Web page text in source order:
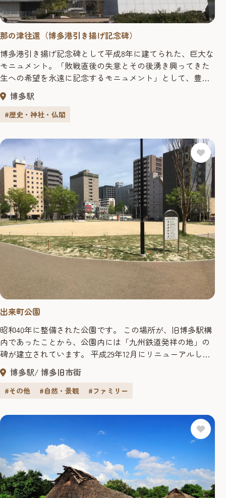
那の津往還（博多港引き揚げ記念碑）
博多港引き揚げ記念碑として平成8年に建てられた、巨大な
モニュメント。「敗戦直後の失意とその後湧き興ってきた
生への希望を永遠に記念するモニュメント」として、豊福
知徳により製作された。博多港は戦後直後、国内最大級の
引揚援護港として、中国東北部や朝鮮半島より約139万人も
の人々がこの地に、また、在日の朝鮮人・中国人など約50
な体験を二度と繰り返さ...
博多駅
#歴史・神社・仏閣
出来町公園
昭和40年に整備された公園です。 この場所が、旧博多駅構
内であったことから、公園内には「九州鉄道発祥の地」の
碑が建立されています。 平成29年12月にリニューアルし，
博多部の新たなゲートとなりました。 公園には、観光バス
6台分の乗降場が整備されています。
博多駅 博多旧市街
#その他 #自然・景観 #ファミリー